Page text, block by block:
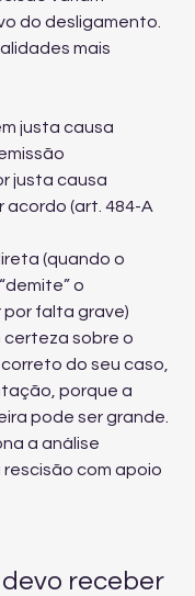
do desligamento.
mais
justa causa
justa causa
acordo (art. 484-A
(quando o
o
falta grave)
certeza sobre o
do seu caso,
porque a
pode ser grande.
a análise
com apoio
devo receber